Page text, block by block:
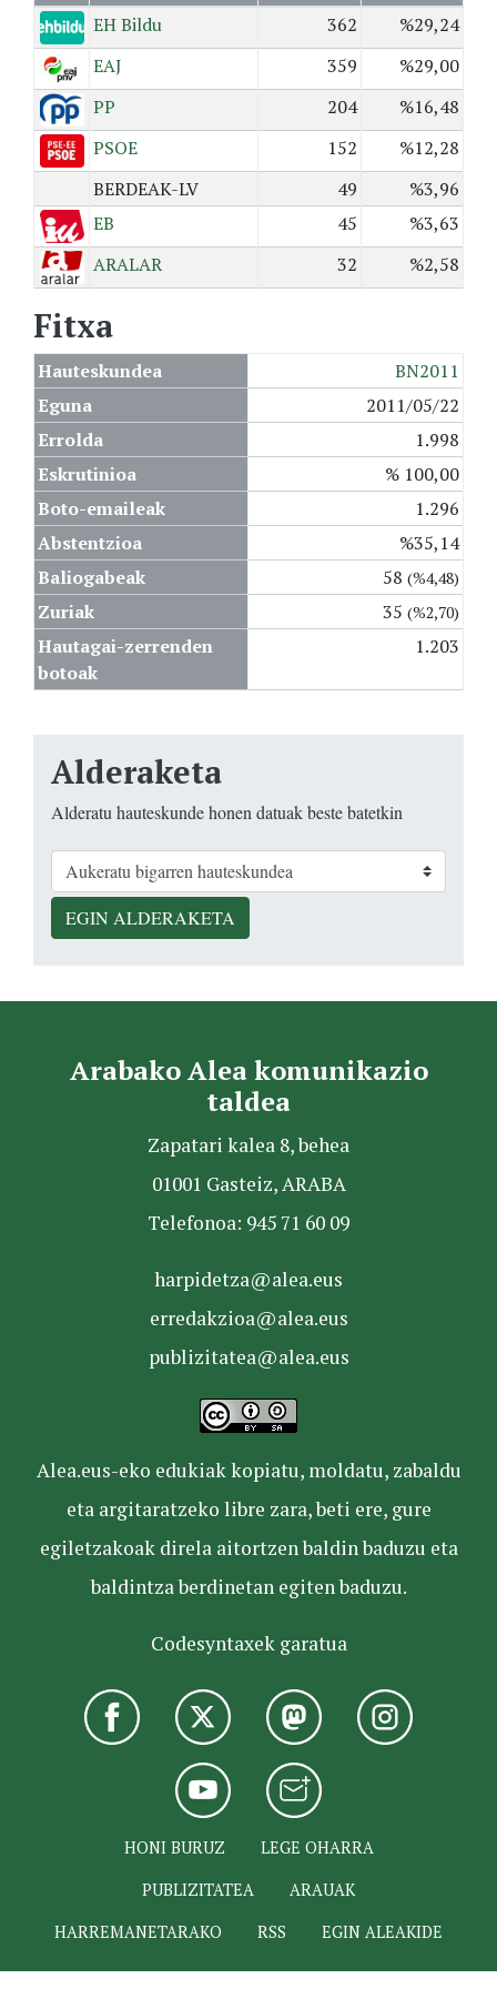
EH Bildu
362
%29,24
EAJ
359
%29,00
PP
204
%16,48
PSOE
152
%12,28
BERDEAK-LV
49
%3,96
EB
45
%3,63
ARALAR
32 %2,58
Fitxa
Hauteskundea
BN2011
Eguna
2011/05/22
Errolda
1.998
Eskrutinioa
% 100,00
Boto-emaileak
1.296
Abstentzioa
%35,14
Baliogabeak
58 (%4,48)
Zuriak 35 (%2,70)
Hautagai-zerrenden
botoak
1.203
Alderaketa
Alderatu hauteskunde honen datuak beste batetkin
EGIN ALDERAKETA
Arabako Alea komunikazio
taldea
Zapatari kalea 8, behea
01001 Gasteiz, ARABA
Telefonoa: 945 71 60 09
harpidetza@alea.eus
erredakzioa@alea.eus
publizitatea@alea.eus
Alea.eus-eko edukiak kopiatu, moldatu, zabaldu
eta argitaratzeko libre zara, beti ere, gure
egiletzakoak direla aitortzen baldin baduzu eta
baldintza berdinetan egiten baduzu.
Codesyntaxek garatua
HONI BURUZ
LEGE OHARRA
PUBLIZITATEA
ARAUAK
HARREMANETARAKO
RSS EGIN ALEAKIDE